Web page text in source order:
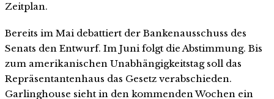
Zeitplan.
Bereits im Mai debattiert der Bankenausschuss des
Senats den Entwurf. Im Juni folgt die Abstimmung. Bis
zum amerikanischen Unabhängigkeitstag soll das
Repräsentantenhaus das Gesetz verabschieden.
Garlinghouse sieht in den kommenden Wochen ein